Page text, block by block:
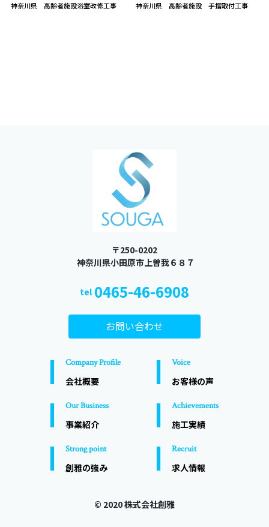
神奈川県 高齢者施設浴室改修工事 神奈川県 高齢者施設 手摺取付工事
〒250-0202
​​​​​​​ 神奈川県小田原市上曽我６８７
tel 0465-46-6908
お問い合わせ
Company Profile
会社概要
Our Business
事業紹介
Strong point
創雅の強み
Voice
お客様の声
Achievements
施工実績
Recruit
求人情報
© 2020 株式会社創雅